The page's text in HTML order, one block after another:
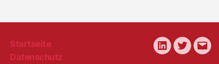
Startseite
Datenschutz
LinkedInTwitter
E-